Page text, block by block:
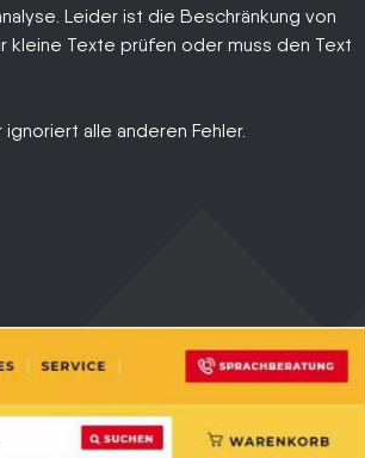
Leider ist die Beschränkung von
kleine Texte prüfen oder muss den Text
alle anderen Fehler.